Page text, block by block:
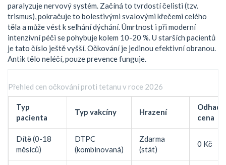
paralyzuje nervový systém. Začíná to tvrdostí čelisti (tzv.
trismus), pokračuje to bolestivými svalovými křečemi celého
těla a může vést k selhání dýchání. Úmrtnost i při moderní
intenzivní péči se pohybuje kolem 10-20 %. U starších pacientů
je tato číslo ještě vyšší. Očkování je jedinou efektivní obranou.
Antik tělo neléčí, pouze prevence funguje.
Přehled cen očkování proti tetanu v roce 2026
Typ
pacienta
Typ vakcíny Hrazení
cena
Dítě (0-18
měsíců)
DTPC
(kombinovaná)
Zdarma
(stát)
0 Kč